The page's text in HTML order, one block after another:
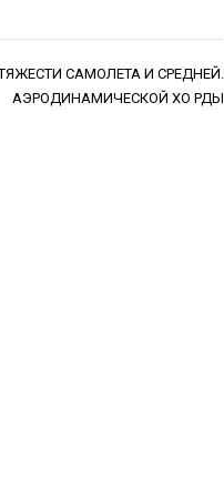
САМОЛЕТА И СРЕДНЕЙ.
АЭРОДИНАМИЧЕСКОЙ ХО РДЫ